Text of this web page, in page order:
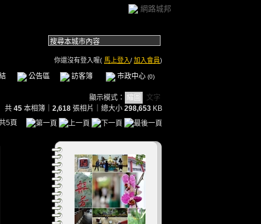
網路城邦
你還沒有登入喔( 馬上登入/ 加入會員)
公告區 訪客簿 市政中心 (0)
顯示模式： 縮圖
文字
共 45 本相簿 2,618 張相片｜總大小 298,653 KB
共5頁